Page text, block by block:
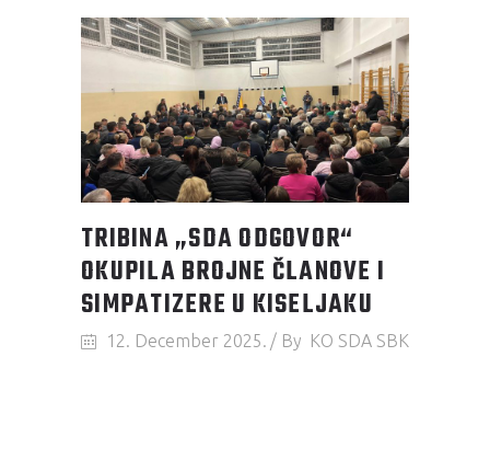
TRIBINA „SDA ODGOVOR“
OKUPILA BROJNE ČLANOVE I
SIMPATIZERE U KISELJAKU
12. December 2025. By KO SDA SBK